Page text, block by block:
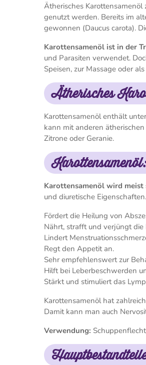
Ätherisches Karottensamenöl
genutzt werden. Bereits im
gewonnen (Daucus carota).
Karottensamenöl ist in der
und Parasiten verwendet.
Speisen, zur Massage oder
Ätherisches
Karottensamenöl enthält
kann mit anderen
Zitrone oder Geranie.
Karottensamenöl wird meist
und diuretische
Fördert die Heilung von
Nährt, strafft und verjüngt die
Lindert
Regt den Appetit an.
Sehr empfehlenswert zur
Hilft bei Leberbeschwerden
Stärkt und stimuliert das
Karottensamenöl hat
Damit kann man auch
Verwendung: